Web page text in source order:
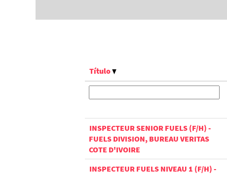
Título
INSPECTEUR SENIOR FUELS (F/H) -
FUELS DIVISION, BUREAU VERITAS
COTE D'IVOIRE
INSPECTEUR FUELS NIVEAU 1 (F/H) -